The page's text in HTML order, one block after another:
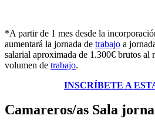
*A partir de 1 mes desde la
aumentará la jornada de trabajo a
salarial aproximada de 1.300€ brutos al
volumen de trabajo.
INSCRÍBETE A
Camareros/as Sala